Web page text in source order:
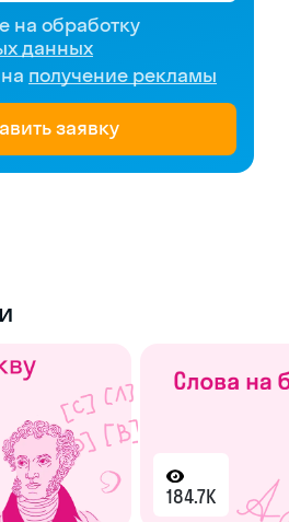
на обработку
данных
получение рекламы
заявку
184.7K